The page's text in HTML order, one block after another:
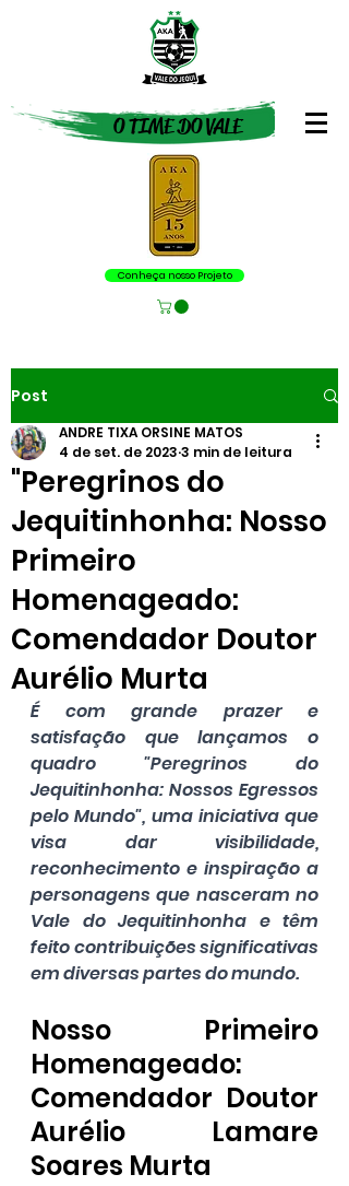
O TIME DO VALE
Conheça nosso Projeto
Post
"Peregrinos do
Jequitinhonha: Nosso
Primeiro
Homenageado:
Comendador Doutor
Aurélio Murta
ANDRE TIXA ORSINE MATOS
4 de set. de 2023 3 min de leitura
É com grande prazer e
satisfação que lançamos o
quadro "Peregrinos do
Jequitinhonha: Nossos Egressos
pelo Mundo", uma iniciativa que
visa dar visibilidade,
reconhecimento e inspiração a
personagens que nasceram no
Vale do Jequitinhonha e têm
feito contribuições significativas
em diversas partes do mundo.
Nosso Primeiro
Homenageado:
Comendador Doutor
Aurélio Lamare
Soares Murta